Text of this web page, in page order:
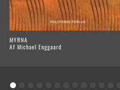
MYRNA
Af Michael Enggaard